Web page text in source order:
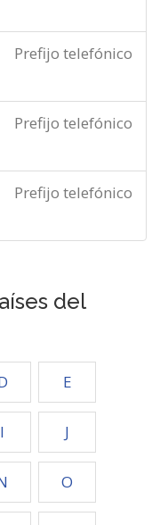
Prefijo telefónico
Prefijo telefónico
Prefijo telefónico
del
E
I J
O